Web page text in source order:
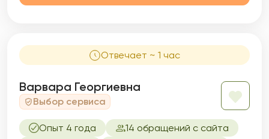
Отвечает ~ 1 час
Варвара Георгиевна
Выбор сервиса
Опыт 4 года
14 обращений с сайта